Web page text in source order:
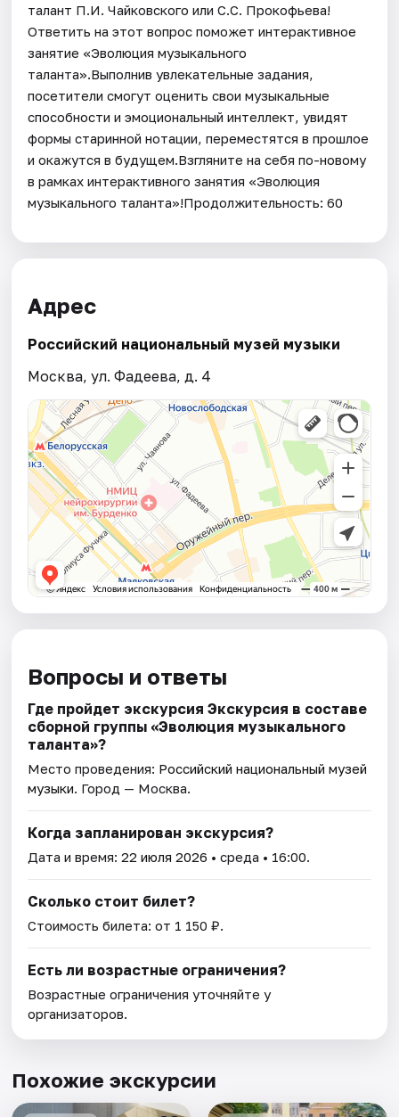
талант П.И. Чайковского или С.С. Прокофьева!
Ответить на этот вопрос поможет интерактивное
занятие «Эволюция музыкального
таланта».Выполнив увлекательные задания,
посетители смогут оценить свои музыкальные
способности и эмоциональный интеллект, увидят
формы старинной нотации, переместятся в прошлое
и окажутся в будущем.Взгляните на себя по-новому
в рамках интерактивного занятия «Эволюция
музыкального таланта»!Продолжительность: 60
Адрес
Российский национальный музей музыки
Москва, ул. Фадеева, д. 4
Вопросы и ответы
Где пройдет экскурсия Экскурсия в составе
сборной группы «Эволюция музыкального
талантa»?
Место проведения: Российский национальный музей
музыки. Город — Москва.
Когда запланирован экскурсия?
Дата и время:22 июля 2026 • среда • 16:00.
Сколько стоит билет?
Стоимость билета: от 1 150 ₽.
Есть ли возрастные ограничения?
Возрастные ограничения уточняйте у
организаторов.
Похожие экскурсии